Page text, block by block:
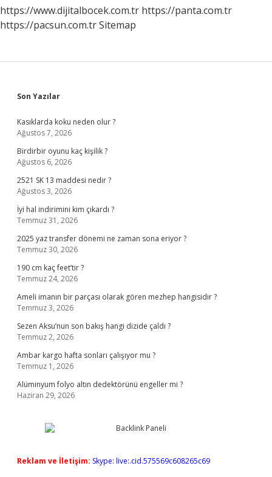
https://www.dijitalbocek.com.tr https://panta.com.tr
https://pacsun.com.trSitemap
Sidebar
Son Yazılar
Kasıklarda koku neden olur ?
Ağustos 7, 2026
Birdirbir oyunu kaç kişilik ?
Ağustos 6, 2026
2521 SK 13 maddesi nedir ?
Ağustos 3, 2026
İyi hal indirimini kim çıkardı ?
Temmuz 31, 2026
2025 yaz transfer dönemi ne zaman sona eriyor ?
Temmuz 30, 2026
190 cm kaç feet’tir ?
Temmuz 24, 2026
Ameli imanın bir parçası olarak gören mezhep hangisidir ?
Temmuz 3, 2026
Sezen Aksu’nun son bakış hangi dizide çaldı ?
Temmuz 2, 2026
Ambar kargo hafta sonları çalışıyor mu ?
Temmuz 1, 2026
Alüminyum folyo altın dedektörünü engeller mi ?
Haziran 29, 2026
Reklam ve İletişim: Skype: live:.cid.575569c608265c69